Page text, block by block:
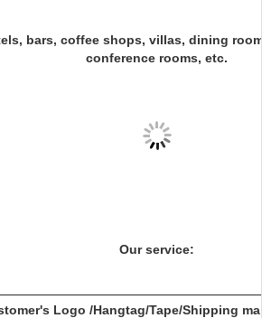
bars, coffee shops, villas, dining
conference rooms, etc.
Our service:
Logo /Hangtag/Tape/Shipping